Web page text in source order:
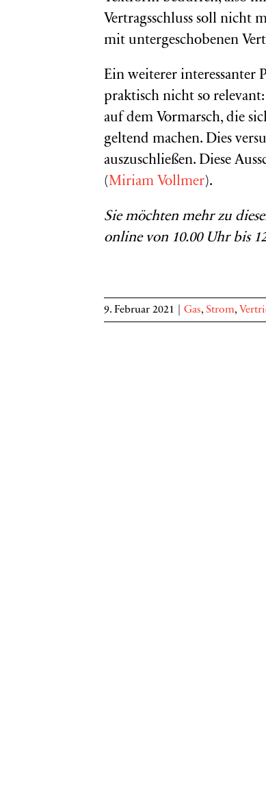
Vertragsschluss soll nicht
mit untergeschobenen
Ein weiterer interessanter
praktisch nicht so
auf dem Vormarsch, die
geltend machen. Dies
auszuschließen. Diese
(Miriam Vollmer).
Sie möchten mehr zu
online von 10.00 Uhr bis
9. Februar 2021 Gas, Strom,